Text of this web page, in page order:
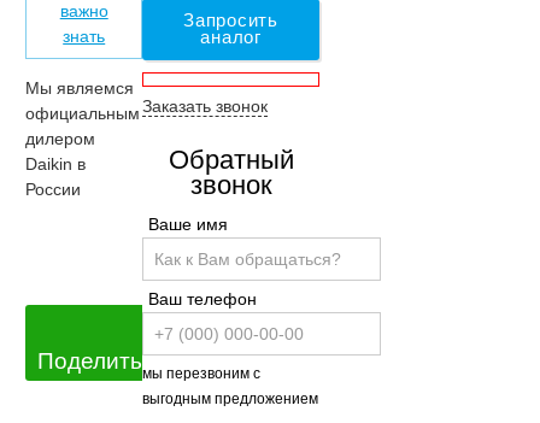
Запросить
аналог
Заказать звонок
Обратный
звонок
Ваше имя
Ваш телефон
мы перезвоним с
выгодным предложением
важно
знать
Мы являемся
официальным
дилером
Daikin в
России
Поделиться